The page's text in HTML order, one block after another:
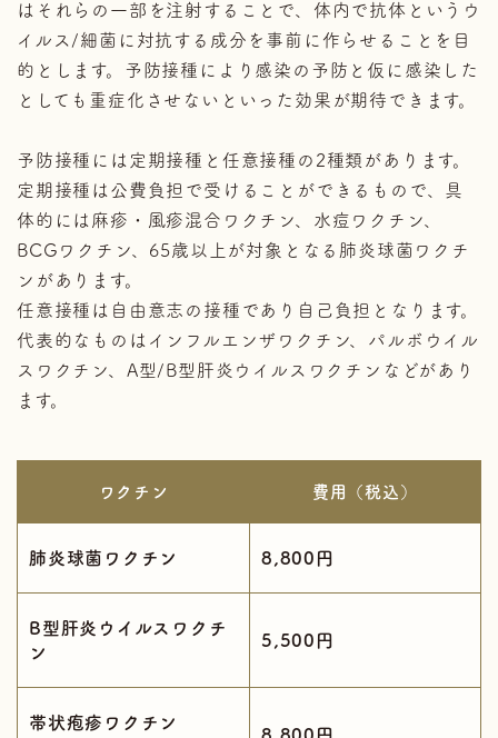
はそれらの一部を注射することで、体内で抗体というウ
イルス/細菌に対抗する成分を事前に作らせることを目
的とします。予防接種により感染の予防と仮に感染した
としても重症化させないといった効果が期待できます。
予防接種には定期接種と任意接種の2種類があります。
定期接種は公費負担で受けることができるもので、具
体的には麻疹・風疹混合ワクチン、水痘ワクチン、
BCGワクチン、65歳以上が対象となる肺炎球菌ワクチ
ンがあります。
任意接種は自由意志の接種であり自己負担となります。
代表的なものはインフルエンザワクチン、パルボウイル
スワクチン、A型/B型肝炎ウイルスワクチンなどがあり
ます。
ワクチン 費用（税込）
肺炎球菌ワクチン 8,800円
B型肝炎ウイルスワクチ
ン
5,500円
帯状疱疹ワクチン